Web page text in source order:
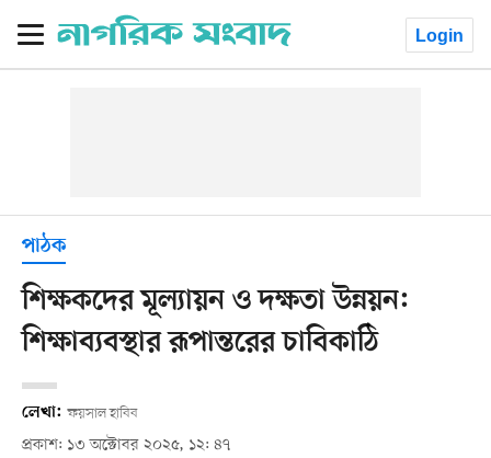
Login
পাঠক
শিক্ষকদের মূল্যায়ন ও দক্ষতা উন্নয়ন:
শিক্ষাব্যবস্থার রূপান্তরের চাবিকাঠি
লেখা: ফয়সাল হাবিব
প্রকাশ: ১৩ অক্টোবর ২০২৫, ১২: ৪৭